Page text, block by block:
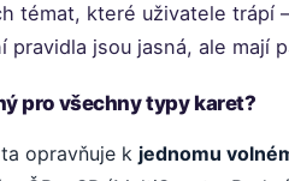
témat, které uživatele trápí
pravidla jsou jasná, ale mají
pro všechny typy karet?
opravňuje k jednomu